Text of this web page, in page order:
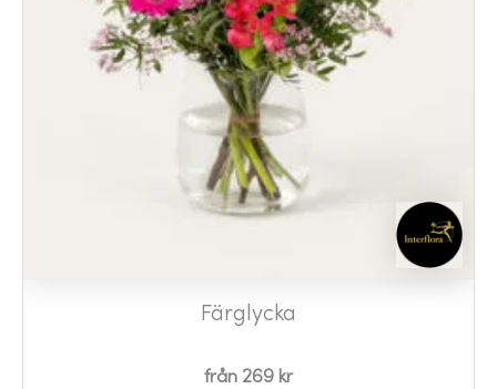
Färglycka
från 269 kr